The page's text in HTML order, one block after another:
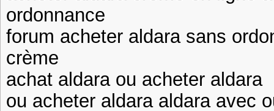
ordonnance
forum acheter aldara sans
crème
achat aldara ou acheter aldara
ou acheter aldara aldara avec